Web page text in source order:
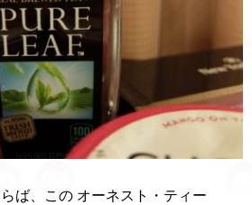
ば、この オーネスト・ティー